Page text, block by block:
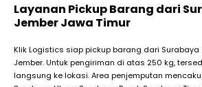
Layanan Pickup Barang dari
Jember Jawa Timur
Klik Logistics siap pickup barang dari
Jember. Untuk pengiriman di atas 250 kg,
langsung ke lokasi. Area penjemputan